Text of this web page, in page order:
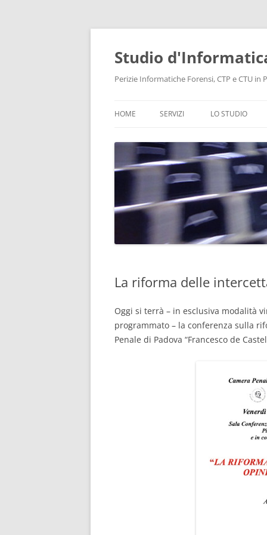
Vai
contenuto
Studio
Perizie Informatiche Forensi, CTP e CTU in
HOME SERVIZI
CONSULENZA INFORMATICA
PROTEZIONE DATI E PRIVACY
RECUPERO DATI
CONSULENTE INFORMATICO
LO STUDIO
La riforma delle
Oggi si terrà – in esclusiva modalità
programmato – la conferenza sulla
Penale di Padova “Francesco de